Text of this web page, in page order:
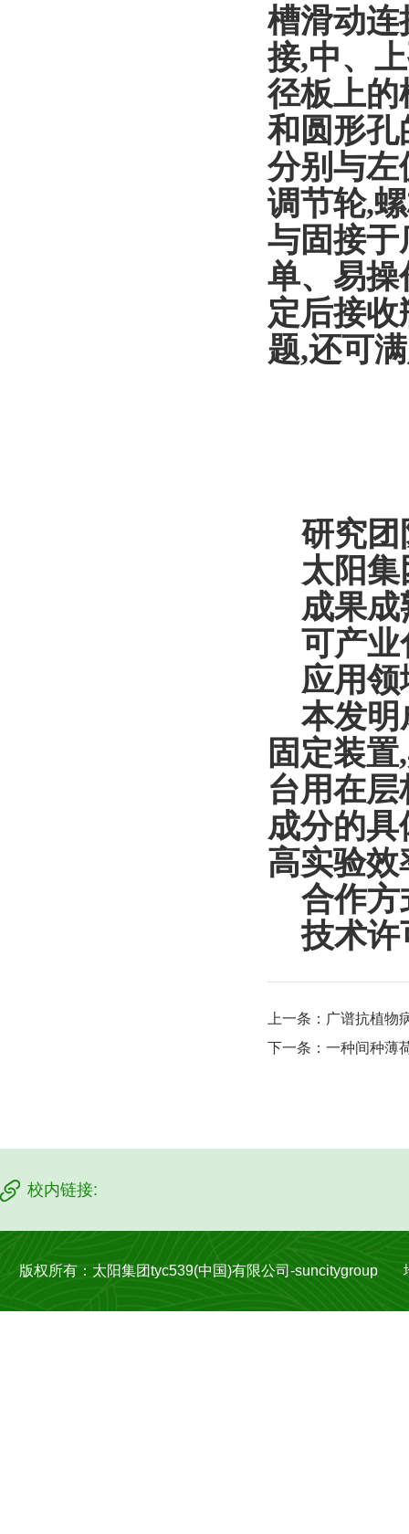
槽滑动连
接,中、
径板上的
和圆形孔
分别与左
调节轮,
与固接于
单、易操
定后接
题,还可
研究团
太阳
成果成
可产业
应用
本发明
固定装置,
台用在
成分的
高实验
合作方
技术许
上一条： 广谱抗植物
下一条： 一种间种薄
校内链接:
版权所有：太阳集团tyc539(中国)有限公司-